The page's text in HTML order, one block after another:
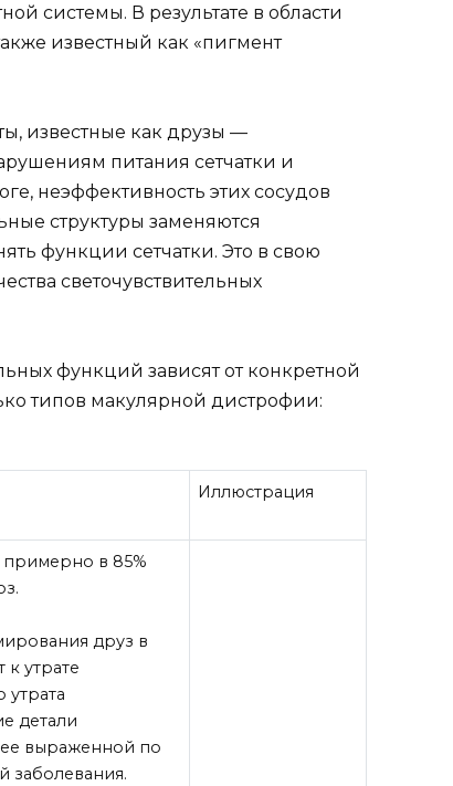
системы. В результате в области
известный как «пигмент
известные как друзы —
питания сетчатки и
неэффективность этих сосудов
структуры заменяются
функции сетчатки. Это в свою
светочувствительных
функций зависят от конкретной
типов макулярной дистрофии:
Иллюстрация
примерно в 85%
друз в
к утрате
утрата
детали
выраженной по
заболевания.